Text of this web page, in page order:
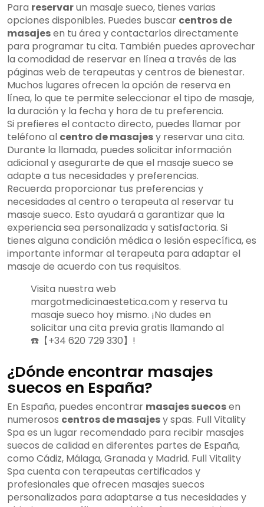
Para reservarun masaje sueco, tienes varias
opciones disponibles. Puedes buscar centros de
masajesen tu área y contactarlos directamente
para programar tu cita. También puedes aprovechar
la comodidad de reservar en línea a través de las
páginas web de terapeutas y centros de bienestar.
Muchos lugares ofrecen la opción de reserva en
línea, lo que te permite seleccionar el tipo de masaje,
la duración y la fecha y hora de tu preferencia.
Si prefieres el contacto directo, puedes llamar por
teléfono al centro de masajesy reservar una cita.
Durante la llamada, puedes solicitar información
adicional y asegurarte de que el masaje sueco se
adapte a tus necesidades y preferencias.
Recuerda proporcionar tus preferencias y
necesidades al centro o terapeuta al reservar tu
masaje sueco. Esto ayudará a garantizar que la
experiencia sea personalizada y satisfactoria. Si
tienes alguna condición médica o lesión específica, es
importante informar al terapeuta para adaptar el
masaje de acuerdo con tus requisitos.
Visita nuestra web
margotmedicinaestetica.com y reserva tu
masaje sueco hoy mismo. ¡No dudes en
solicitar una cita previa gratis llamando al
☎️【+34 620 729 330】!
¿Dónde encontrar masajes
suecos en España?
En España, puedes encontrar masajes suecosen
numerosos centros de masajesy spas. Full Vitality
Spa es un lugar recomendado para recibir masajes
suecos de calidad en diferentes partes de España,
como Cádiz, Málaga, Granada y Madrid. Full Vitality
Spa cuenta con terapeutas certificados y
profesionales que ofrecen masajes suecos
personalizados para adaptarse a tus necesidades y